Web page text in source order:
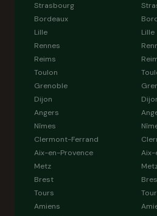
Strasbourg
Bordeaux
Lille
Rennes
Reims
Toulon
Grenoble
Dijon
Angers
Nîmes
Clermont-Ferrand
Aix-en-Provence
Metz
Brest
Tours
Amiens
Lille
Aix-